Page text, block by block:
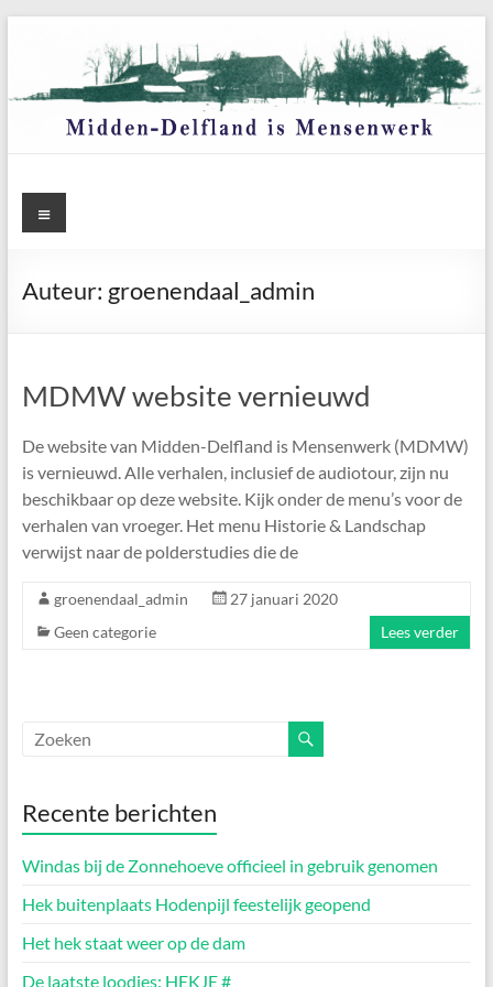
inhoud
Menu
Auteur: groenendaal_admin
MDMW website vernieuwd
De website van Midden-Delfland is Mensenwerk (MDMW)
is vernieuwd. Alle verhalen, inclusief de audiotour, zijn nu
beschikbaar op deze website. Kijk onder de menu’s voor de
verhalen van vroeger. Het menu Historie & Landschap
verwijst naar de polderstudies die de
groenendaal_admin
27 januari 2020
Geen categorie
Lees verder
Recente berichten
Windas bij de Zonnehoeve officieel in gebruik genomen
Hek buitenplaats Hodenpijl feestelijk geopend
Het hek staat weer op de dam
De laatste loodjes: HEKJE #